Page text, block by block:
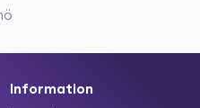
Information